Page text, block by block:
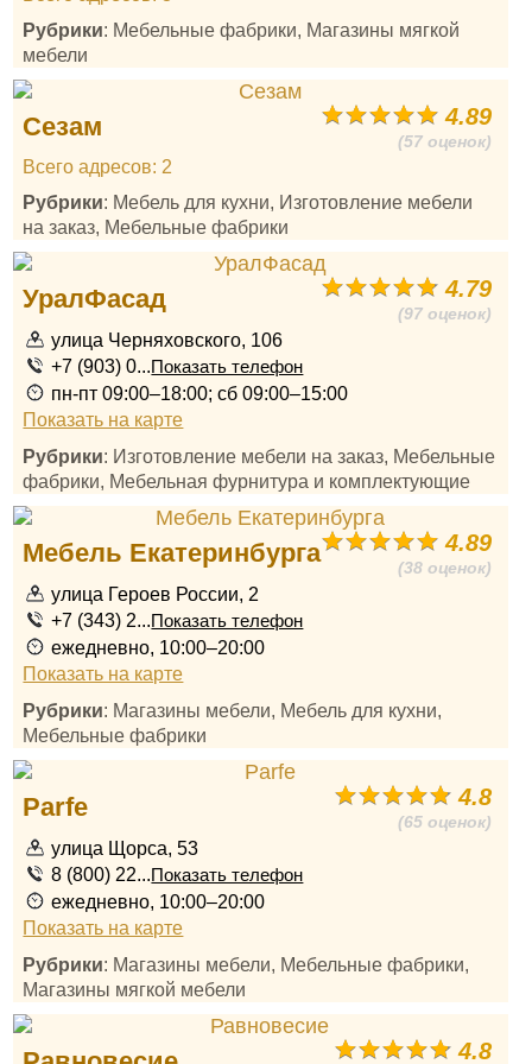
Рубрики: Мебельные фабрики, Магазины мягкой
мебели
4.89
(57 оценок)
Сезам
Всего адресов: 2
Рубрики: Мебель для кухни, Изготовление мебели
на заказ, Мебельные фабрики
4.79
(97 оценок)
УралФасад
улица Черняховского, 106
+7 (903) 0...Показать телефон
пн-пт 09:00–18:00; сб 09:00–15:00
Показать на карте
Рубрики: Изготовление мебели на заказ, Мебельные
фабрики, Мебельная фурнитура и комплектующие
4.89
(38 оценок)
Мебель Екатеринбурга
улица Героев России, 2
+7 (343) 2...Показать телефон
ежедневно, 10:00–20:00
Показать на карте
Рубрики: Магазины мебели, Мебель для кухни,
Мебельные фабрики
4.8
(65 оценок)
Parfe
улица Щорса, 53
8 (800) 22...Показать телефон
ежедневно, 10:00–20:00
Показать на карте
Рубрики: Магазины мебели, Мебельные фабрики,
Магазины мягкой мебели
4.8